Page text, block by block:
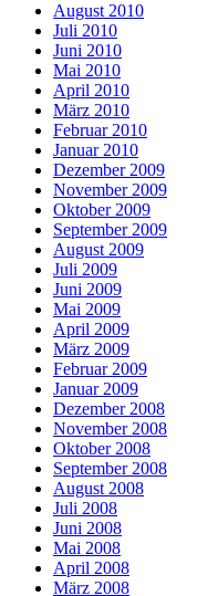
August 2010
Juli 2010
Juni 2010
Mai 2010
April 2010
März 2010
Februar 2010
Januar 2010
Dezember 2009
November 2009
Oktober 2009
September 2009
August 2009
Juli 2009
Juni 2009
Mai 2009
April 2009
März 2009
Februar 2009
Januar 2009
Dezember 2008
November 2008
Oktober 2008
September 2008
August 2008
Juli 2008
Juni 2008
Mai 2008
April 2008
März 2008